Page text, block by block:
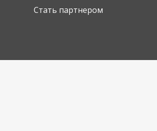
Стать партнером